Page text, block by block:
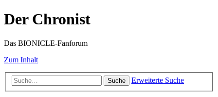
Der Chronist
Das BIONICLE-Fanforum
Zum Inhalt
Suche Erweiterte Suche